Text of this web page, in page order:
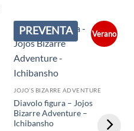
PREVENTA Verano
JOJO’S BIZARRE ADVENTURE
Diavolo figura – Jojos
Bizarre Adventure –
Ichibansho